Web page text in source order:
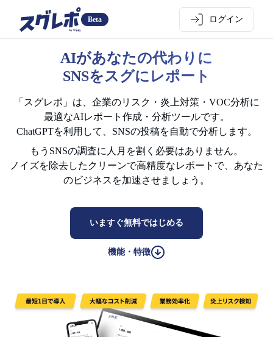
Beta ログイン
AIがあなたの代わりに
SNSをスグにレポート
「スグレポ」は、企業のリスク・炎上対策・VOC分析に
最適なAIレポート作成・分析ツールです。
ChatGPTを利用して、SNSの投稿を自動で分析します。
もうSNSの調査に人月を割く必要はありません。
ノイズを除去したクリーンで高精度なレポートで、あなた
のビジネスを加速させましょう。
いますぐ無料ではじめる
機能・特徴